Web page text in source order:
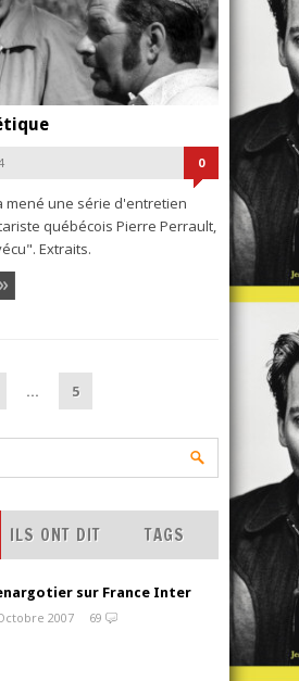
0
mené une série d'entretien
québécois Pierre Perrault,
Extraits.
… 5
ILS ONT DIT TAGS
sur France Inter
2007
69